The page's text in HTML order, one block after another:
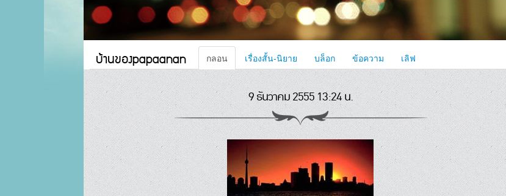
บ้านของpapaanan กลอน เรื่องสั้น-นิยาย บล็อก ข้อความ เลิฟ
9 ธันวาคม 2555 13:24 น.